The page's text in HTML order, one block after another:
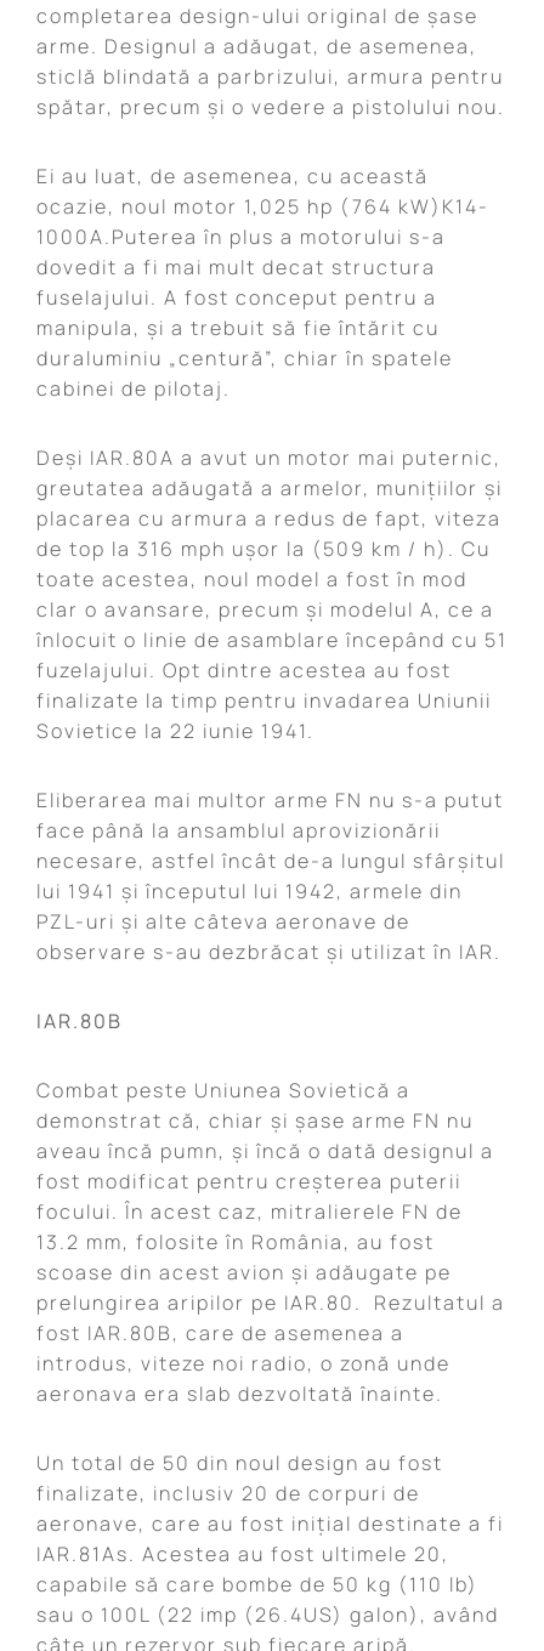
completarea design-ului original de șase
arme. Designul a adăugat, de asemenea,
sticlă blindată a parbrizului, armura pentru
spătar, precum și o vedere a pistolului nou.
Ei au luat, de asemenea, cu această
ocazie, noul motor 1,025 hp (764 kW)K14-
1000A.Puterea în plus a motorului s-a
dovedit a fi mai mult decat structura
fuselajului. A fost conceput pentru a
manipula, și a trebuit să fie întărit cu
duraluminiu „centură”, chiar în spatele
cabinei de pilotaj.
Deși IAR.80A a avut un motor mai puternic,
greutatea adăugată a armelor, munițiilor și
placarea cu armura a redus de fapt, viteza
de top la 316 mph ușor la (509 km / h). Cu
toate acestea, noul model a fost în mod
clar o avansare, precum și modelul A, ce a
înlocuit o linie de asamblare începând cu 51
fuzelajului. Opt dintre acestea au fost
finalizate la timp pentru invadarea Uniunii
Sovietice la 22 iunie 1941.
Eliberarea mai multor arme FN nu s-a putut
face până la ansamblul aprovizionării
necesare, astfel încât de-a lungul sfârșitul
lui 1941 și începutul lui 1942, armele din
PZL-uri și alte câteva aeronave de
observare s-au dezbrăcat și utilizat în IAR.
IAR.80B
Combat peste Uniunea Sovietică a
demonstrat că, chiar și șase arme FN nu
aveau încă pumn, și încă o dată designul a
fost modificat pentru creșterea puterii
focului. În acest caz, mitralierele FN de
13.2 mm, folosite în România, au fost
scoase din acest avion și adăugate pe
prelungirea aripilor pe IAR.80. Rezultatul a
fost IAR.80B, care de asemenea a
introdus, viteze noi radio, o zonă unde
aeronava era slab dezvoltată înainte.
Un total de 50 din noul design au fost
finalizate, inclusiv 20 de corpuri de
aeronave, care au fost inițial destinate a fi
IAR.81As. Acestea au fost ultimele 20,
capabile să care bombe de 50 kg (110 lb)
sau o 100L (22 imp (26.4US) galon), având
câte un rezervor sub fiecare aripă.